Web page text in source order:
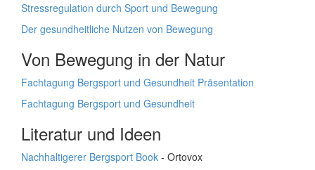
Stressregulation durch Sport und Bewegung
Der gesundheitliche Nutzen von Bewegung
Von Bewegung in der Natur
Fachtagung Bergsport und Gesundheit Präsentation
Fachtagung Bergsport und Gesundheit
Literatur und Ideen
Nachhaltigerer Bergsport Book - Ortovox